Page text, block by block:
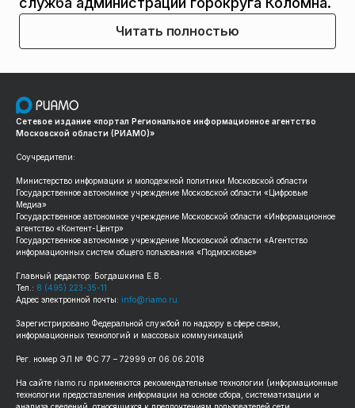
Читать полностью
Сетевое издание «портал Региональное информационное агентство
Московской области (РИАМО)»
Соучредители:
Министерство информации и молодежной политики Московской области
Государственное автономное учреждение Московской области «Цифровые
Медиа»
Государственное автономное учреждение Московской области «Информационное
агентство «Контент-Центр»
Государственное автономное учреждение Московской области «Агентство
информационных систем общего пользования «Подмосковье»
Главный редактор: Богдашкина Е.В.
Тел.: 8 (495) 223-35-11
Адрес электронной почты: info@riamo.ru
Зарегистрировано Федеральной службой по надзору в сфере связи,
информационных технологий и массовых коммуникаций
Рег. номер ЭЛ № ФС 77 – 72999 от 06.06.2018
На сайте riamo.ru применяются рекомендательные технологии (информационные
технологии предоставления информации на основе сбора, систематизации и